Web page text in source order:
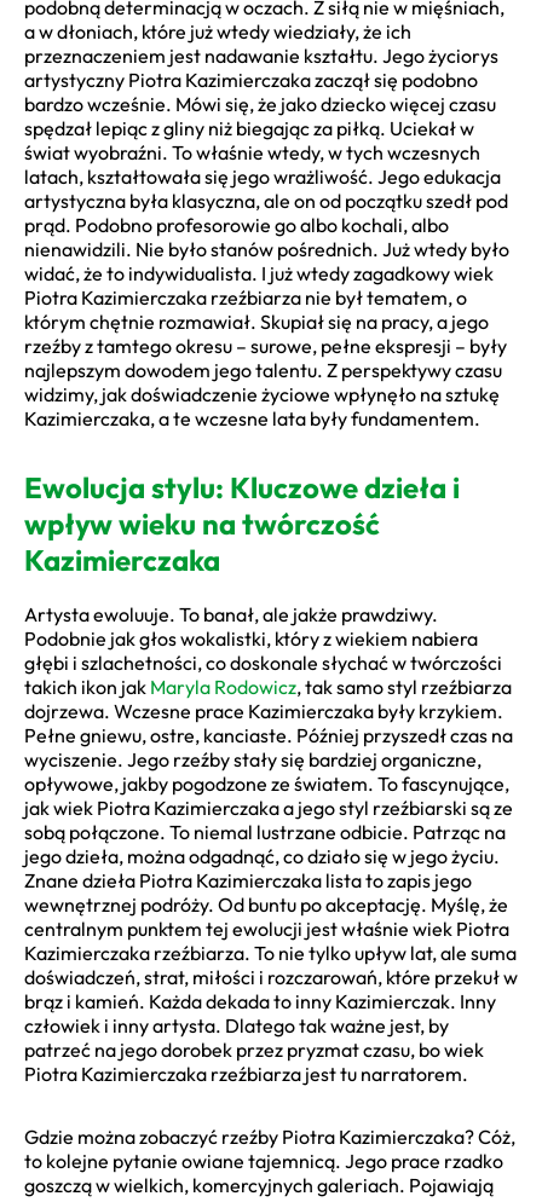
podobną determinacją w oczach. Z siłą nie w mięśniach,
a w dłoniach, które już wtedy wiedziały, że ich
przeznaczeniem jest nadawanie kształtu. Jego życiorys
artystyczny Piotra Kazimierczaka zaczął się podobno
bardzo wcześnie. Mówi się, że jako dziecko więcej czasu
spędzał lepiąc z gliny niż biegając za piłką. Uciekał w
świat wyobraźni. To właśnie wtedy, w tych wczesnych
latach, kształtowała się jego wrażliwość. Jego edukacja
artystyczna była klasyczna, ale on od początku szedł pod
prąd. Podobno profesorowie go albo kochali, albo
nienawidzili. Nie było stanów pośrednich. Już wtedy było
widać, że to indywidualista. I już wtedy zagadkowy wiek
Piotra Kazimierczaka rzeźbiarza nie był tematem, o
którym chętnie rozmawiał. Skupiał się na pracy, a jego
rzeźby z tamtego okresu – surowe, pełne ekspresji – były
najlepszym dowodem jego talentu. Z perspektywy czasu
widzimy, jak doświadczenie życiowe wpłynęło na sztukę
Kazimierczaka, a te wczesne lata były fundamentem.
Ewolucja stylu: Kluczowe dzieła i
wpływ wieku na twórczość
Kazimierczaka
Artysta ewoluuje. To banał, ale jakże prawdziwy.
Podobnie jak głos wokalistki, który z wiekiem nabiera
głębi i szlachetności, co doskonale słychać w twórczości
takich ikon jak Maryla Rodowicz, tak samo styl rzeźbiarza
dojrzewa. Wczesne prace Kazimierczaka były krzykiem.
Pełne gniewu, ostre, kanciaste. Później przyszedł czas na
wyciszenie. Jego rzeźby stały się bardziej organiczne,
opływowe, jakby pogodzone ze światem. To fascynujące,
jak wiek Piotra Kazimierczaka a jego styl rzeźbiarski są ze
sobą połączone. To niemal lustrzane odbicie. Patrząc na
jego dzieła, można odgadnąć, co działo się w jego życiu.
Znane dzieła Piotra Kazimierczaka lista to zapis jego
wewnętrznej podróży. Od buntu po akceptację. Myślę, że
centralnym punktem tej ewolucji jest właśnie wiek Piotra
Kazimierczaka rzeźbiarza. To nie tylko upływ lat, ale suma
doświadczeń, strat, miłości i rozczarowań, które przekuł w
brąz i kamień. Każda dekada to inny Kazimierczak. Inny
człowiek i inny artysta. Dlatego tak ważne jest, by
patrzeć na jego dorobek przez pryzmat czasu, bo wiek
Piotra Kazimierczaka rzeźbiarza jest tu narratorem.
Gdzie można zobaczyć rzeźby Piotra Kazimierczaka? Cóż,
to kolejne pytanie owiane tajemnicą. Jego prace rzadko
goszczą w wielkich, komercyjnych galeriach. Pojawiają